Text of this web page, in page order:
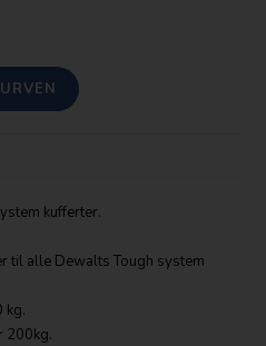
kufferter.
til alle Dewalts Tough system
kg.
200kg.